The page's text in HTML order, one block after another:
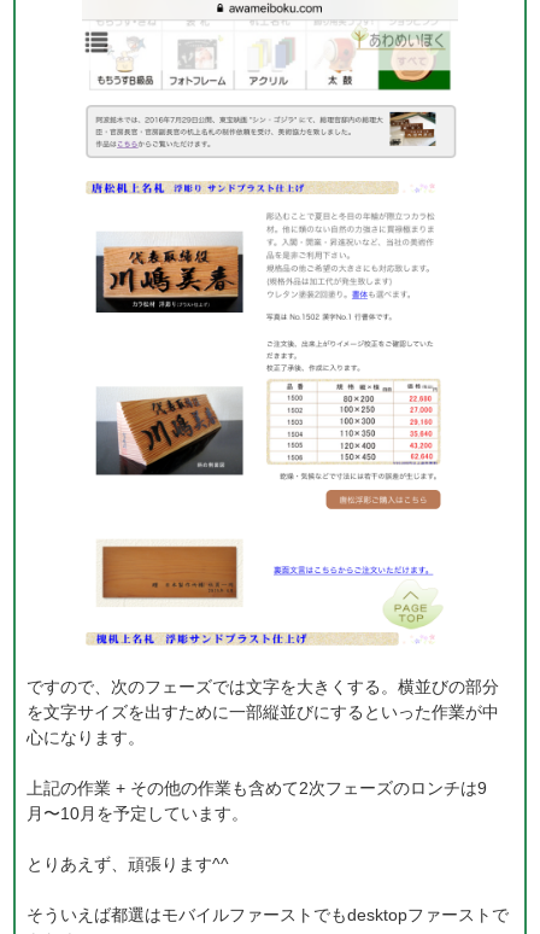
ですので、次のフェーズでは文字を大きくする。横並びの部分
を文字サイズを出すために一部縦並びにするといった作業が中
心になります。
上記の作業 + その他の作業も含めて2次フェーズのロンチは9
月〜10月を予定しています。
とりあえず、頑張ります^^
そういえば都選はモバイルファーストでもdesktopファーストで